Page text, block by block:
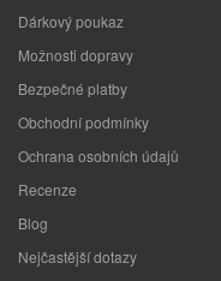
Dárkový poukaz
Možnosti dopravy
Bezpečné platby
Obchodní podmínky
Ochrana osobních údajů
Recenze
Blog
Nejčastější dotazy